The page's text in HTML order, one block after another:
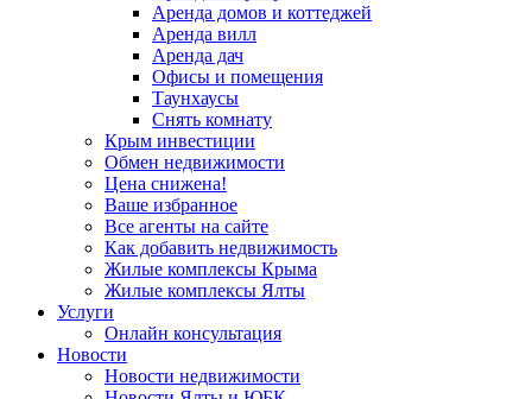
Аренда домов и коттеджей
Аренда вилл
Аренда дач
Офисы и помещения
Таунхаусы
Снять комнату
Крым инвестиции
Обмен недвижимости
Цена снижена!
Ваше избранное
Все агенты на сайте
Как добавить недвижимость
Жилые комплексы Крыма
Жилые комплексы Ялты
Услуги
Онлайн консультация
Новости
Новости недвижимости